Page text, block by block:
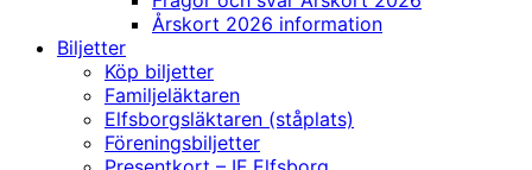
Årskort 2026 information
Biljetter
Köp biljetter
Familjeläktaren
Elfsborgsläktaren (ståplats)
Föreningsbiljetter